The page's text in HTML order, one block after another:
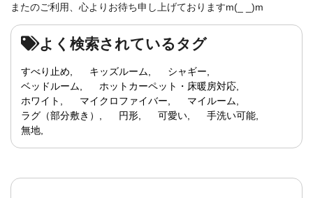
またのご利用、心よりお待ち申し上げておりますm(_ _)m
よく検索されているタグ
すべり止め キッズルーム
シャギー
ベッドルーム
ホットカーペット・床暖房対応
ホワイト
マイクロファイバー
マイルーム
ラグ（部分敷き）
円形 可愛い
手洗い可能
無地